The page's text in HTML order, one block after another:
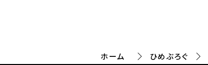
ホーム ひめぶろぐ